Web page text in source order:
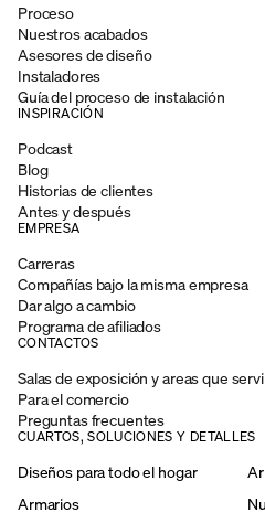
Proceso
Nuestros acabados
Asesores de diseño
Instaladores
Guía del proceso de instalación
INSPIRACIÓN
Podcast
Blog
Historias de clientes
Antes y después
EMPRESA
Carreras
Compañías bajo la misma empresa
Dar algo a cambio
Programa de afiliados
CONTACTOS
Salas de exposición y areas que
Para el comercio
Preguntas frecuentes
CUARTOS, SOLUCIONES Y DETALLES
Diseños para todo el hogar
Armarios